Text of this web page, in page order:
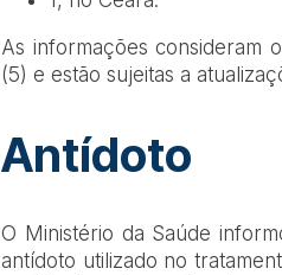
As informações consideram
(5) e estão sujeitas a
Antídoto
O Ministério da Saúde
antídoto utilizado no